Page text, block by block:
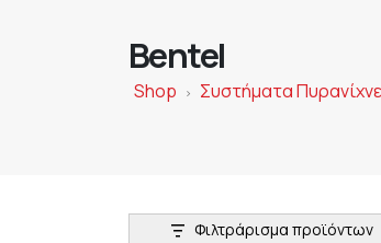
Bentel
Shop > Συστήματα
Φιλτράρισμα προϊόντων